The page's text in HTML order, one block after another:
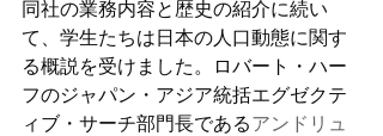
同社の業務内容と歴史の紹介に続い
て、学生たちは日本の人口動態に関す
る概説を受けました。ロバート・ハー
フのジャパン・アジア統括エグゼクテ
ィブ・サーチ部門長であるアンドリュ